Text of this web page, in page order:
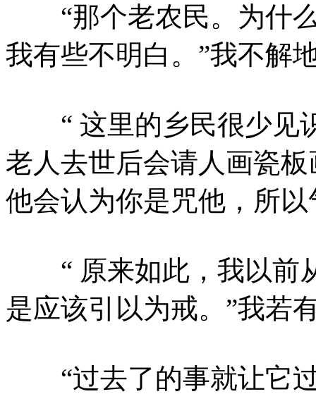
“那个老农民。为什么
我有些不明白。”我不解
“ 这里的乡民很少见
老人去世后会请人画瓷
他会认为你是咒他，所以
“ 原来如此，我以前
是应该引以为戒。”我若
“过去了的事就让它过